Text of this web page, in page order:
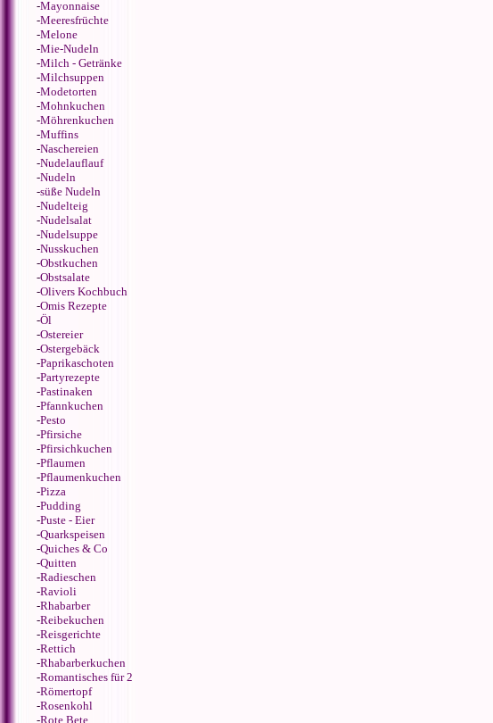
-Mayonnaise
-Meeresfrüchte
-Melone
-Mie-Nudeln
-Milch - Getränke
-Milchsuppen
-Modetorten
-Mohnkuchen
-Möhrenkuchen
-Muffins
-Naschereien
-Nudelauflauf
-Nudeln
-süße Nudeln
-Nudelteig
-Nudelsalat
-Nudelsuppe
-Nusskuchen
-Obstkuchen
-Obstsalate
-Olivers Kochbuch
-Omis Rezepte
-Öl
-Ostereier
-Ostergebäck
-Paprikaschoten
-Partyrezepte
-Pastinaken
-Pfannkuchen
-Pesto
-Pfirsiche
-Pfirsichkuchen
-Pflaumen
-Pflaumenkuchen
-Pizza
-Pudding
-Puste - Eier
-Quarkspeisen
-Quiches & Co
-Quitten
-Radieschen
-Ravioli
-Rhabarber
-Reibekuchen
-Reisgerichte
-Rettich
-Rhabarberkuchen
-Romantisches für 2
-Römertopf
-Rosenkohl
-Rote Bete